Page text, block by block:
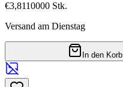
€3,8110000 Stk.
Versand am Dienstag
In den Korb